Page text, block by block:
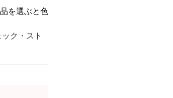
を選ぶと色
ク・スト